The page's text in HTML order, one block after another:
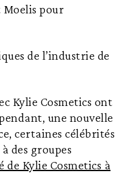
Moelis pour
de l’industrie de
Kylie Cosmetics ont
une nouvelle
certaines célébrités
des groupes
Kylie Cosmetics à